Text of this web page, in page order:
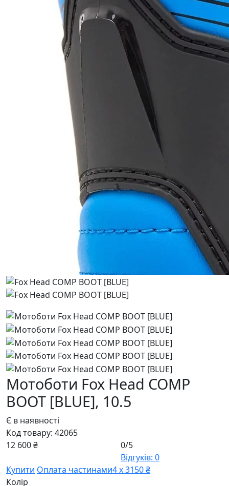
Мотоботи Fox Head COMP
BOOT [BLUE], 10.5
Є в наявності
Код товару: 42065
12 600 ₴
0/5
Відгуків: 0
Купити Оплата частинами4 х 3150 ₴
Колір